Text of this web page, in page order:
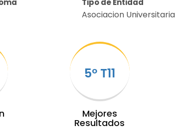
Tipo de Entidad
Asociacion Universitaria
5º T11
Mejores
Resultados